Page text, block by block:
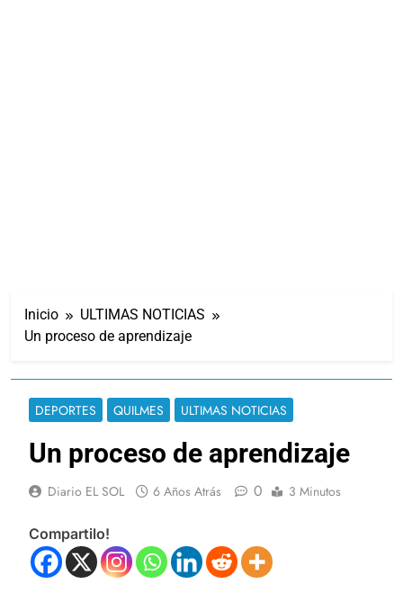
Inicio
ULTIMAS NOTICIAS
Un proceso de aprendizaje
DEPORTES QUILMES ULTIMAS NOTICIAS
Un proceso de aprendizaje
Diario EL SOL 6 Años Atrás 0 3 Minutos
Compartilo!